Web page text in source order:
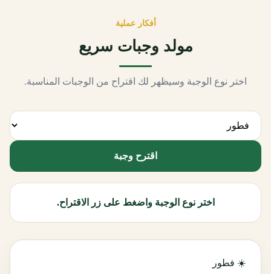
أفكار عملية
مولد وجبات سريع
اختر نوع الوجبة وسيظهر لك اقتراح من الوجبات المناسبة.
اقترح وجبة
اختر نوع الوجبة واضغط على زر الاقتراح.
☀️ فطور